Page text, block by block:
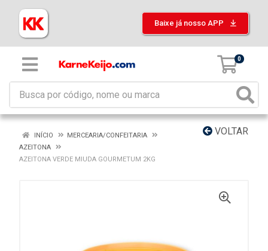
Baixe já nosso APP
0
VOLTAR
INÍCIO
MERCEARIA/CONFEITARIA
AZEITONA
AZEITONA VERDE MIUDA GOURMETUM 2KG